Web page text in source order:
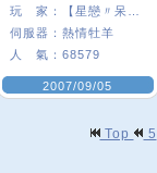
玩 家：
伺服器： 熱情牡羊
人 氣： 68579
2007/09/05
Top 5